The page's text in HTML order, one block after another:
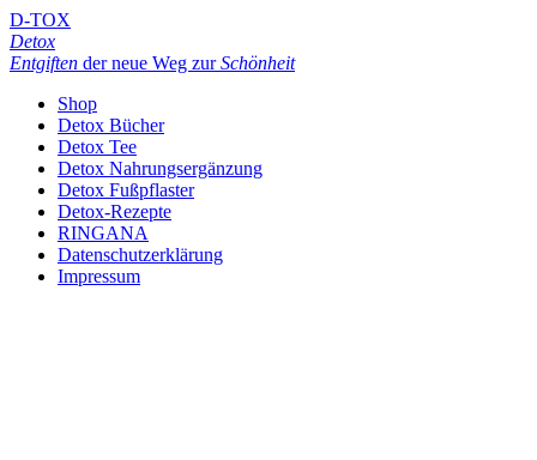
D-TOX
Detox
Entgiften der neue Weg zurSchönheit
Shop
Detox Bücher
Detox Tee
Detox Nahrungsergänzung
Detox Fußpflaster
Detox-Rezepte
RINGANA
Datenschutzerklärung
Impressum